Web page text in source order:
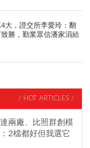
大，證交所李愛玲：翻
勝，勤業眾信潘家涓給
/ HOT ARTICLES /
兩廠、比照群創模
2檔都好但我選它